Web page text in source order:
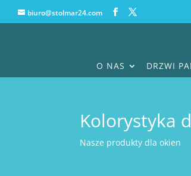
biuro@stolmar24.com
O NAS DRZWI
Kolorystyka
Nasze produkty dla okien